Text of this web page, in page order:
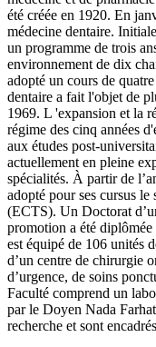
été créée en 1920. En
médecine dentaire.
un programme de trois
environnement de dix
adopté un cours de
dentaire a fait l'objet de
1969. L 'expansion et la
régime des cinq années
aux études post-
actuellement en pleine
spécialités. À partir de
adopté pour ses cursus le
(ECTS). Un Doctorat
promotion a été
est équipé de 106 unités
d’un centre de chirurgie
d’urgence, de soins
Faculté comprend un
par le Doyen Nada
recherche et sont